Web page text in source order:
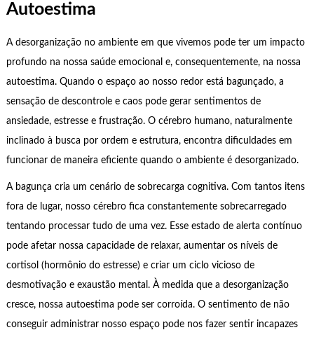
Autoestima
A desorganização no ambiente em que vivemos pode ter um impacto
profundo na nossa saúde emocional e, consequentemente, na nossa
autoestima. Quando o espaço ao nosso redor está bagunçado, a
sensação de descontrole e caos pode gerar sentimentos de
ansiedade, estresse e frustração. O cérebro humano, naturalmente
inclinado à busca por ordem e estrutura, encontra dificuldades em
funcionar de maneira eficiente quando o ambiente é desorganizado.
A bagunça cria um cenário de sobrecarga cognitiva. Com tantos itens
fora de lugar, nosso cérebro fica constantemente sobrecarregado
tentando processar tudo de uma vez. Esse estado de alerta contínuo
pode afetar nossa capacidade de relaxar, aumentar os níveis de
cortisol (hormônio do estresse) e criar um ciclo vicioso de
desmotivação e exaustão mental. À medida que a desorganização
cresce, nossa autoestima pode ser corroída. O sentimento de não
conseguir administrar nosso espaço pode nos fazer sentir incapazes